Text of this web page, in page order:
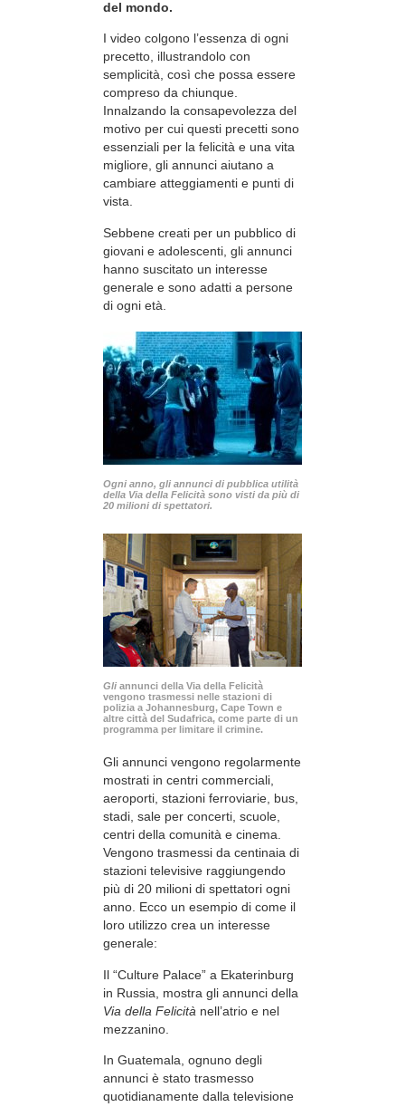
del mondo.
I video colgono l’essenza di ogni
precetto, illustrandolo con
semplicità, così che possa essere
compreso da chiunque.
Innalzando la consapevolezza del
motivo per cui questi precetti sono
essenziali per la felicità e una vita
migliore, gli annunci aiutano a
cambiare atteggiamenti e punti di
vista.
Sebbene creati per un pubblico di
giovani e adolescenti, gli annunci
hanno suscitato un interesse
generale e sono adatti a persone
di ogni età.
Ogni anno, gli annunci di pubblica utilità
della Via della Felicità sono visti da più di
20 milioni di spettatori.
Gli annunci della Via della Felicità
vengono trasmessi nelle stazioni di
polizia a Johannesburg, Cape Town e
altre città del Sudafrica, come parte di un
programma per limitare il crimine.
Gli annunci vengono regolarmente
mostrati in centri commerciali,
aeroporti, stazioni ferroviarie, bus,
stadi, sale per concerti, scuole,
centri della comunità e cinema.
Vengono trasmessi da centinaia di
stazioni televisive raggiungendo
più di 20 milioni di spettatori ogni
anno. Ecco un esempio di come il
loro utilizzo crea un interesse
generale:
Il “Culture Palace” a Ekaterinburg
in Russia, mostra gli annunci della
Via della Felicità nell’atrio e nel
mezzanino.
In Guatemala, ognuno degli
annunci è stato trasmesso
quotidianamente dalla televisione